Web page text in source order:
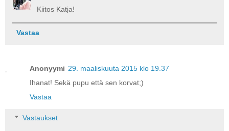
Kiitos Katja!
Vastaa
Anonyymi 29. maaliskuuta 2015 klo 19.37
Ihanat! Sekä pupu että sen korvat;)
Vastaa
Vastaukset